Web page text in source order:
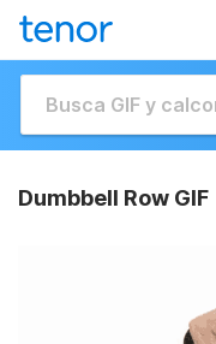
Dumbbell Row GIF